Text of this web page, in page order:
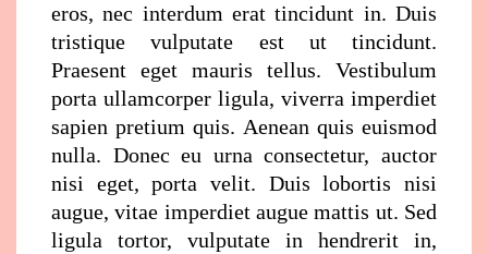
eros, nec interdum erat tincidunt in. Duis
tristique vulputate est ut tincidunt.
Praesent eget mauris tellus. Vestibulum
porta ullamcorper ligula, viverra imperdiet
sapien pretium quis. Aenean quis euismod
nulla. Donec eu urna consectetur, auctor
nisi eget, porta velit. Duis lobortis nisi
augue, vitae imperdiet augue mattis ut. Sed
ligula tortor, vulputate in hendrerit in,